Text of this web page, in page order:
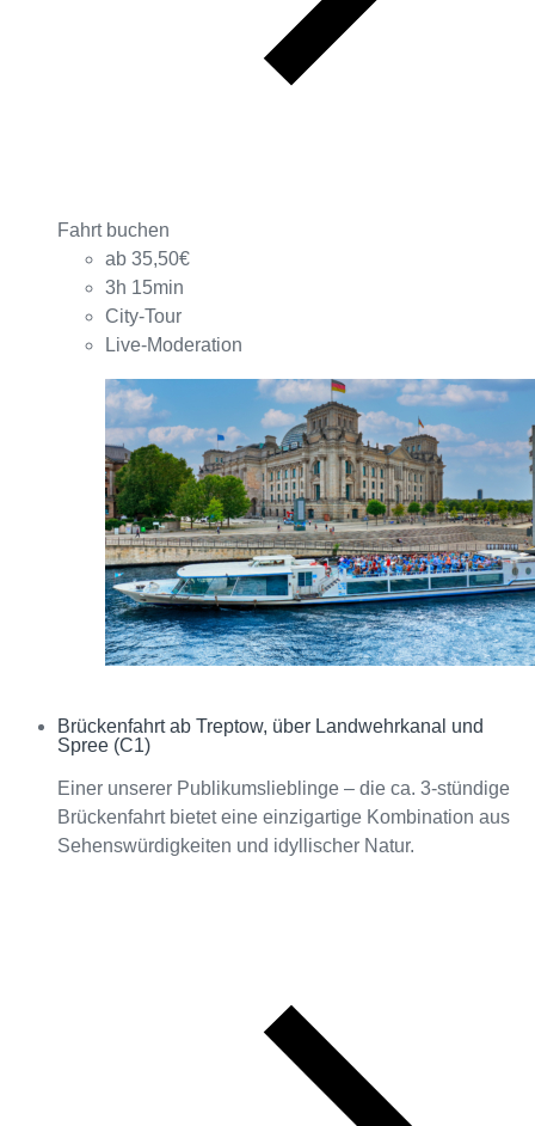
Fahrt buchen
ab 35,50€
3h 15min
City-Tour
Live-Moderation
Interagieren
Brückenfahrt ab Treptow, über Landwehrkanal und
Spree (C1)
Einer unserer Publikumslieblinge – die ca. 3-stündige
Brückenfahrt bietet eine einzigartige Kombination aus
Sehenswürdigkeiten und idyllischer Natur.